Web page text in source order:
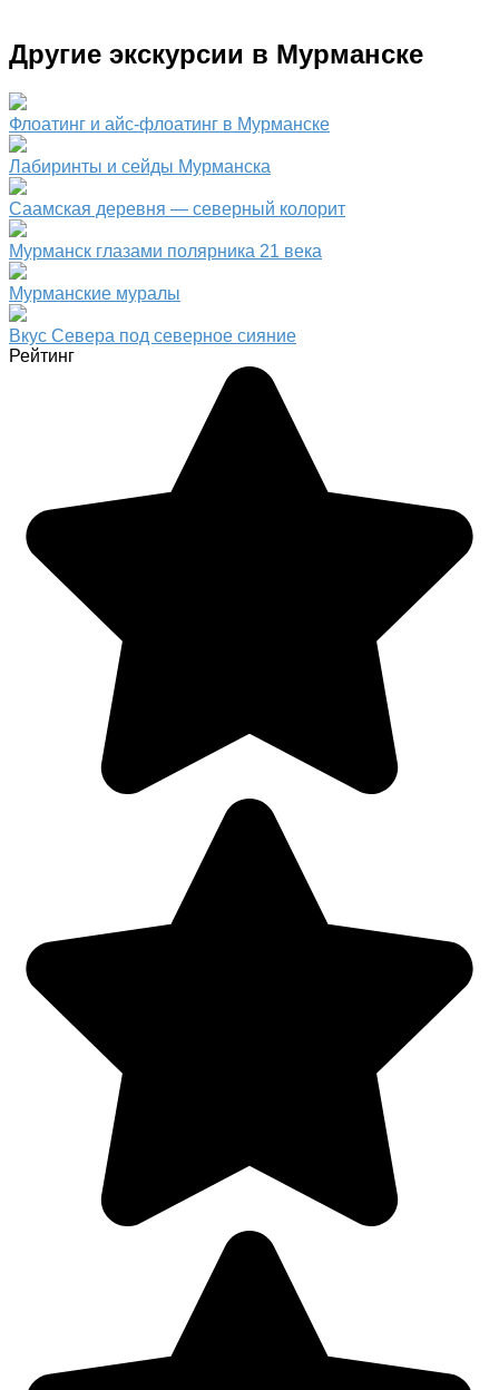
Другие экскурсии в Мурманске
Флоатинг и айс-флоатинг в Мурманске
Лабиринты и сейды Мурманска
Саамская деревня — северный колорит
Мурманск глазами полярника 21 века
Мурманские муралы
Вкус Севера под северное сияние
Рейтинг